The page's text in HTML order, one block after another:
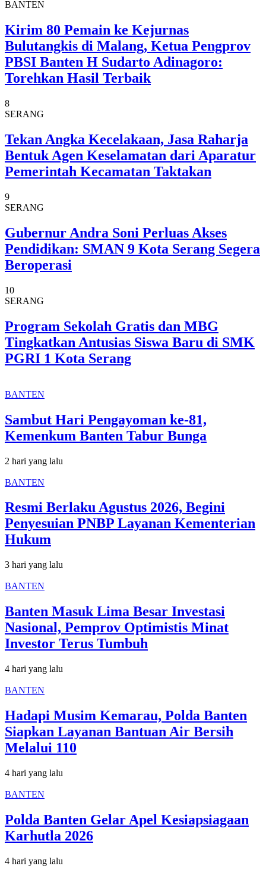
BANTEN
Kirim 80 Pemain ke Kejurnas
Bulutangkis di Malang, Ketua Pengprov
PBSI Banten H Sudarto Adinagoro:
Torehkan Hasil Terbaik
8
SERANG
Tekan Angka Kecelakaan, Jasa Raharja
Bentuk Agen Keselamatan dari Aparatur
Pemerintah Kecamatan Taktakan
9
SERANG
Gubernur Andra Soni Perluas Akses
Pendidikan: SMAN 9 Kota Serang Segera
Beroperasi
10
SERANG
Program Sekolah Gratis dan MBG
Tingkatkan Antusias Siswa Baru di SMK
PGRI 1 Kota Serang
BANTEN
Sambut Hari Pengayoman ke-81,
Kemenkum Banten Tabur Bunga
2 hari yang lalu
BANTEN
Resmi Berlaku Agustus 2026, Begini
Penyesuian PNBP Layanan Kementerian
Hukum
3 hari yang lalu
BANTEN
Banten Masuk Lima Besar Investasi
Nasional, Pemprov Optimistis Minat
Investor Terus Tumbuh
4 hari yang lalu
BANTEN
Hadapi Musim Kemarau, Polda Banten
Siapkan Layanan Bantuan Air Bersih
Melalui 110
4 hari yang lalu
BANTEN
Polda Banten Gelar Apel Kesiapsiagaan
Karhutla 2026
4 hari yang lalu